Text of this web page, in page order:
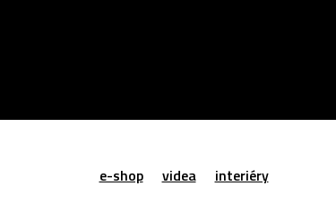
e-shop videa interiéry